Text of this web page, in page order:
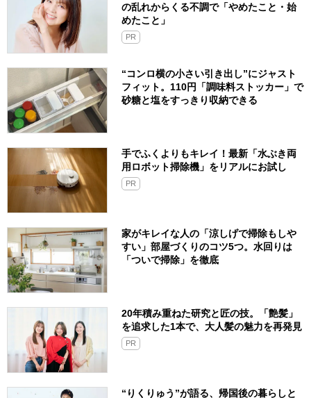
の乱れからくる不調で「やめたこと・始
めたこと」
PR
“コンロ横の小さい引き出し”にジャスト
フィット。110円「調味料ストッカー」で
砂糖と塩をすっきり収納できる
手でふくよりもキレイ！最新「水ぶき両
用ロボット掃除機」をリアルにお試し
PR
家がキレイな人の「涼しげで掃除もしや
すい」部屋づくりのコツ5つ。水回りは
「ついで掃除」を徹底
20年積み重ねた研究と匠の技。「艶髪」
を追求した1本で、大人髪の魅力を再発見
PR
“りくりゅう”が語る、帰国後の暮らしと